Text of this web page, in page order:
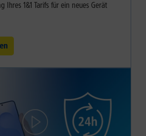
Ihres 1&1 Tarifs für ein neues Gerät